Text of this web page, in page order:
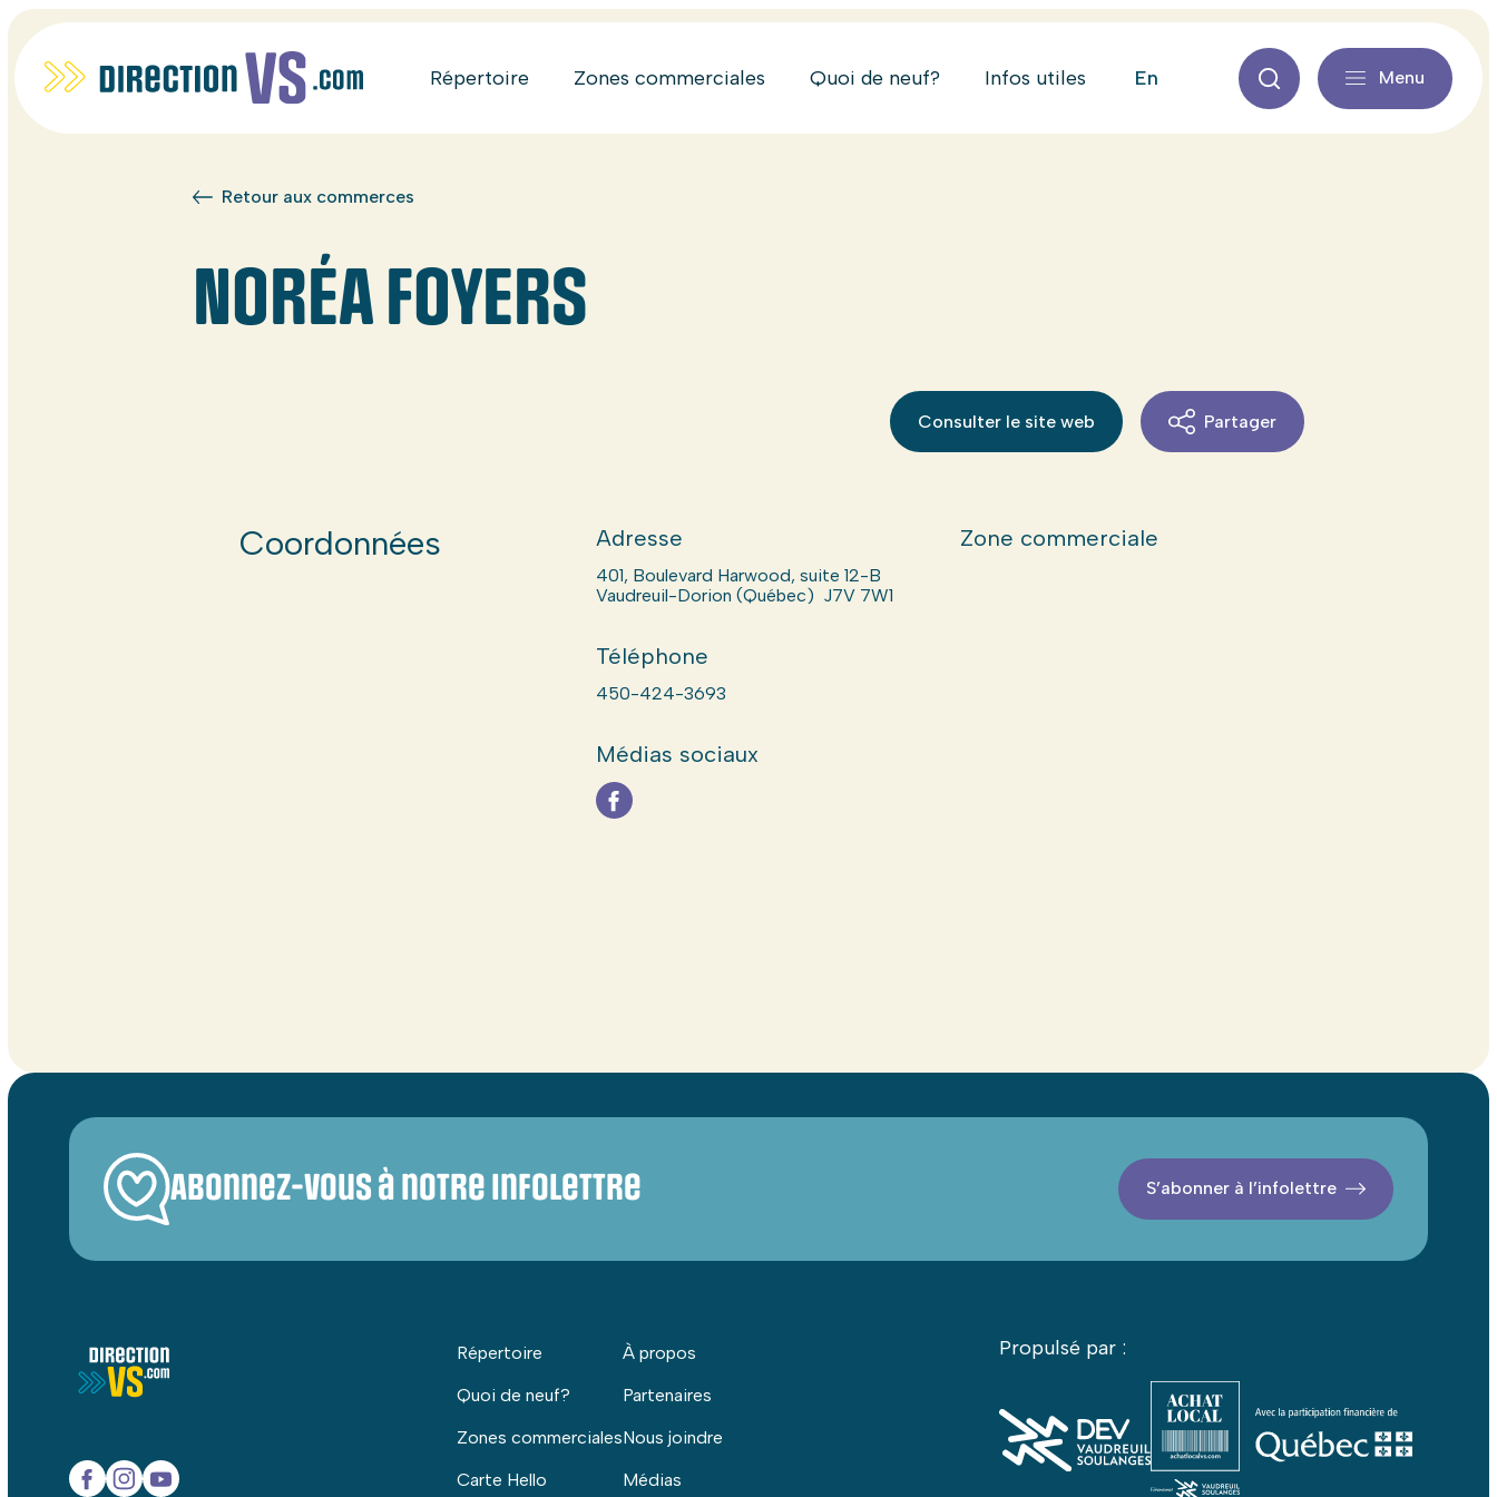
Répertoire Zones commerciales Quoi de neuf? Infos utiles en Menu
Retour aux commerces
NORÉA FOYERS
Consulter le site web Partager
Coordonnées Adresse
401, Boulevard Harwood, suite 12-B
Vaudreuil-Dorion (Québec) J7V 7W1
Téléphone
450-424-3693
Médias sociaux
Zone commerciale
Abonnez-vous à notre infolettre S’abonner à l’infolettre
Répertoire
Quoi de neuf?
Zones commerciales
Carte Hello
À propos
Partenaires
Nous joindre
Médias
Propulsé par :